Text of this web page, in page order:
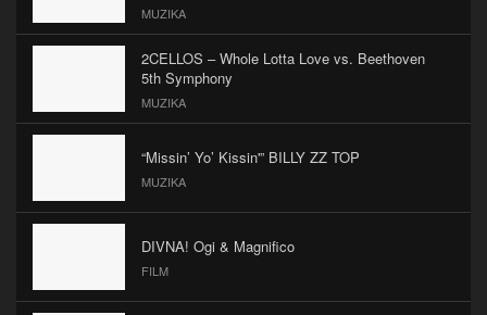
MUZIKA
2CELLOS – Whole Lotta Love vs. Beethoven
5th Symphony
MUZIKA
“Missin’ Yo’ Kissin'” BILLY ZZ TOP
MUZIKA
DIVNA! Ogi & Magnifico
FILM